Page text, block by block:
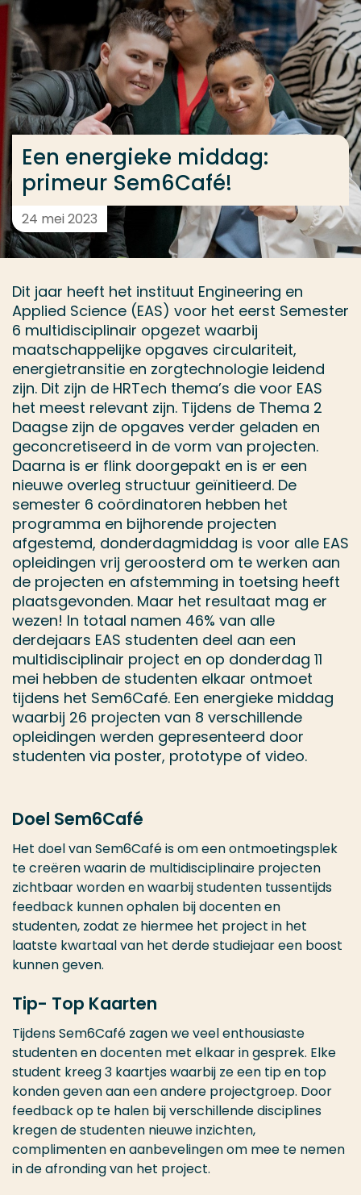
Ga direct naar de content
... > Een energieke middag: primeur Sem6café
Een energieke middag:
primeur Sem6Café!
24 mei 2023
Dit jaar heeft het instituut Engineering en
Applied Science (EAS) voor het eerst Semester
6 multidisciplinair opgezet waarbij
maatschappelijke opgaves circulariteit,
energietransitie en zorgtechnologie leidend
zijn. Dit zijn de HRTech thema’s die voor EAS
het meest relevant zijn. Tijdens de Thema 2
Daagse zijn de opgaves verder geladen en
geconcretiseerd in de vorm van projecten.
Daarna is er flink doorgepakt en is er een
nieuwe overleg structuur geïnitieerd. De
semester 6 coördinatoren hebben het
programma en bijhorende projecten
afgestemd, donderdagmiddag is voor alle EAS
opleidingen vrij geroosterd om te werken aan
de projecten en afstemming in toetsing heeft
plaatsgevonden. Maar het resultaat mag er
wezen! In totaal namen 46% van alle
derdejaars EAS studenten deel aan een
multidisciplinair project en op donderdag 11
mei hebben de studenten elkaar ontmoet
tijdens het Sem6Café. Een energieke middag
waarbij 26 projecten van 8 verschillende
opleidingen werden gepresenteerd door
studenten via poster, prototype of video.
Doel Sem6Café
Het doel van Sem6Café is om een ontmoetingsplek
te creëren waarin de multidisciplinaire projecten
zichtbaar worden en waarbij studenten tussentijds
feedback kunnen ophalen bij docenten en
studenten, zodat ze hiermee het project in het
laatste kwartaal van het derde studiejaar een boost
kunnen geven.
Tip- Top Kaarten
Tijdens Sem6Café zagen we veel enthousiaste
studenten en docenten met elkaar in gesprek. Elke
student kreeg 3 kaartjes waarbij ze een tip en top
konden geven aan een andere projectgroep. Door
feedback op te halen bij verschillende disciplines
kregen de studenten nieuwe inzichten,
complimenten en aanbevelingen om mee te nemen
in de afronding van het project.
Veel gezocht
Opleiding
Contact